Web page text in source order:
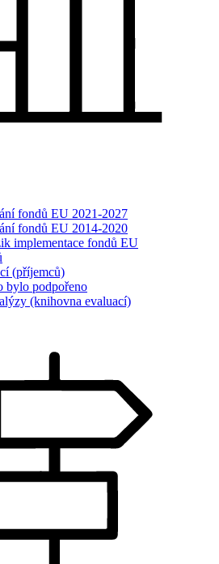
fondů EU 2021-2027
fondů EU 2014-2020
implementace fondů EU
(příjemců)
bylo podpořeno
(knihovna evaluací)